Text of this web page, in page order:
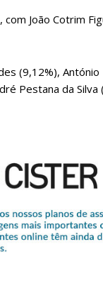
de
de Cister e
terá acesso a todos os
Escolha o plano de
João Cotrim
(9,12%), António
Pestana da